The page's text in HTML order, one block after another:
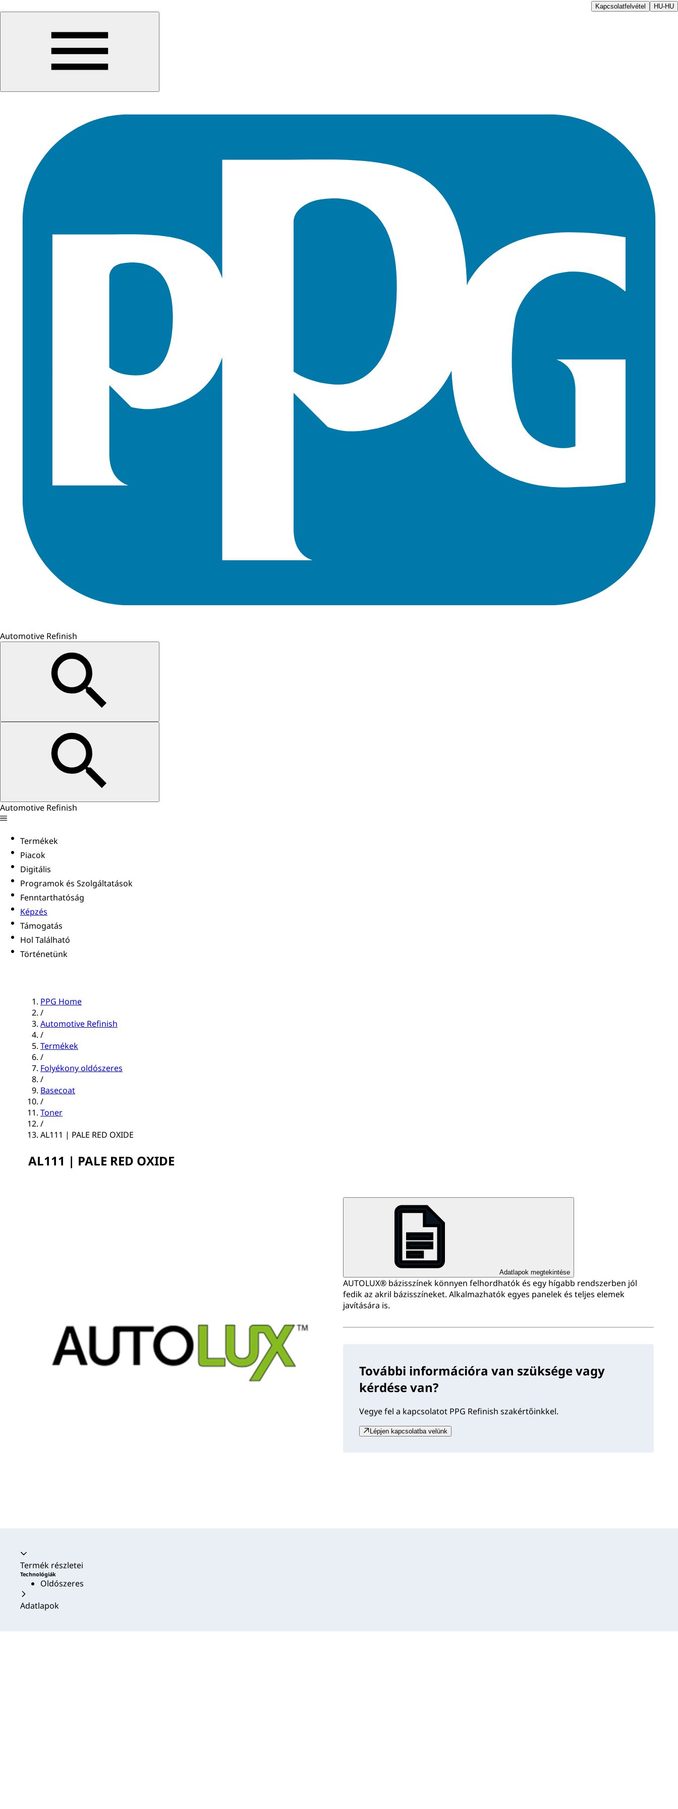
Kapcsolatfelvétel HU-HU
Automotive Refinish
Automotive Refinish
Termékek
Piacok
Digitális
Programok és Szolgáltatások
Fenntarthatóság
Képzés
Támogatás
Hol Található
Történetünk
PPG Home
/
Automotive Refinish
/
Termékek
/
Folyékony oldószeres
/
Basecoat
/
Toner
/
AL111 | PALE RED OXIDE
AL111 | PALE RED OXIDE
Adatlapok megtekintése
AUTOLUX® bázisszínek könnyen felhordhatók és egy hígabb rendszerben jól
fedik az akril bázisszíneket. Alkalmazhatók egyes panelek és teljes elemek
javítására is.
További információra van szüksége vagy
kérdése van?
Vegye fel a kapcsolatot PPG Refinish szakértőinkkel.
Lépjen kapcsolatba velünk
Akkordion összecsukva
Termék részletei
Technológiák
Oldószeres
Adatlapok